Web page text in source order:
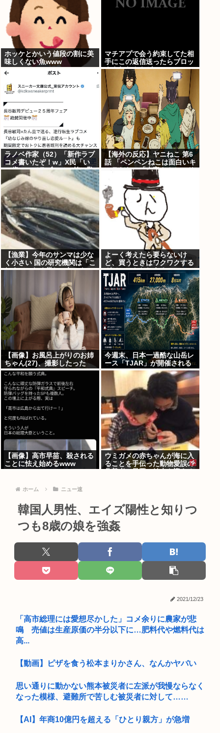
ホッケとかいう値段の割に美
味しくない魚www
マチアプで会う約束してた相
手にこの返信送ったらブロッ
クされたんやが
ラノベ作家（52）「新作ラブ
コメ書いたぞ！w」X民「い
い歳こいてラブコメ（笑）恥
ずかしくないの？」
【海外の反応】ヤニねこ 第6
話 「ペンペンねこは面白いキ
ャラだな」「大家さんとのド
ライブのシーン、リアルすぎ
て辛かった」
【漁業】今年のサンマは少な
く小さい 国の研究機関は「こ
れまでになく厳しい年にな
よーく考えたら要らないけ
ど、買うときはワクワクする
ガジェットおしえろ
【画像】お風呂上がりのお姉
ちゃん(27)、撮影したった
www
今週末、日本一過酷な山岳レ
ース「TJAR」が開催される
【画像】高市早苗、殺される
ことに怯え始めるwww
ウミガメの赤ちゃんが海に入
ることを手伝った動物愛誤の
ホーム ニュー速
韓国人男性、エイズ陽性と知りつ
つも8歳の娘を強姦
2021/12/23
「高市総理には愛想尽かした」コメ余りに農家が悲
鳴 売値は生産原価の半分以下に…肥料代や燃料代は
高...
【動画】ピザを食う松本まりかさん、なんかヤバい
思い通りに動かない熊本被災者に左派が我慢ならなく
なった模様、避難所で苦しむ被災者に対して……
【AI】年商10億円を超える「ひとり親方」が急増